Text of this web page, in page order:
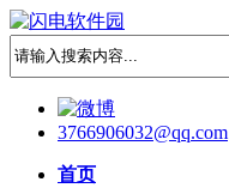
3766906032@qq.com
首页